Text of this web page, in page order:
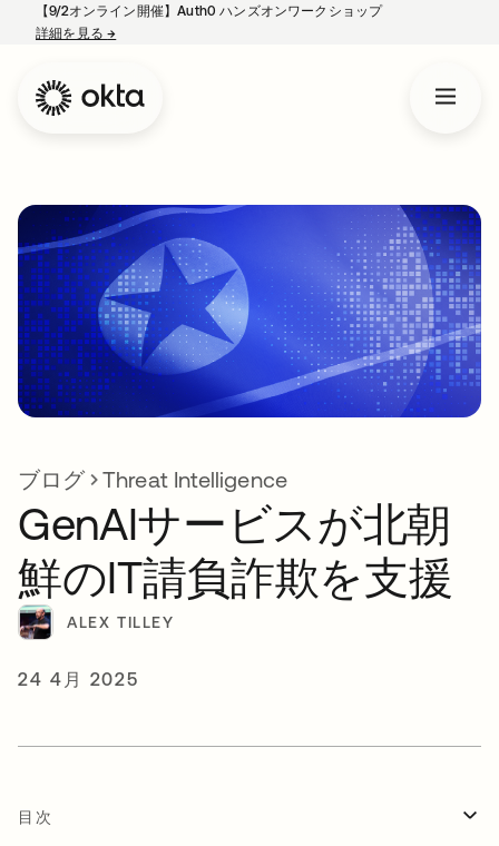
【9/2オンライン開催】Auth0 ハンズオンワークショップ
詳細を見る→
ブログ Threat Intelligence
GenAIサービスが北朝
鮮のIT請負詐欺を支援
ALEX TILLEY
24 4月 2025
目次